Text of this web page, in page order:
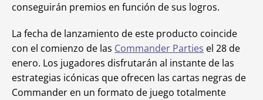
conseguirán premios en función de sus logros.
La fecha de lanzamiento de este producto coincide
con el comienzo de las Commander Parties el 28 de
enero. Los jugadores disfrutarán al instante de las
estrategias icónicas que ofrecen las cartas negras de
Commander en un formato de juego totalmente